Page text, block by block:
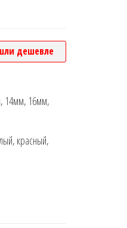
дешевле
14мм, 16мм,
красный,